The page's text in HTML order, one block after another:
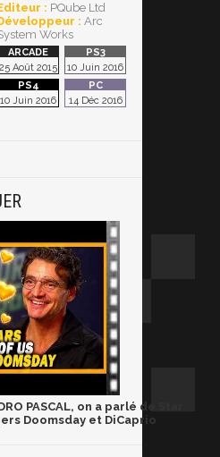
: PQube Ltd
: Arc
Works
25 Août 2015 10 Juin 2016
10 Juin 2016 14 Déc 2016
PASCAL, on a parlé de Star
Doomsday et DiCaprio